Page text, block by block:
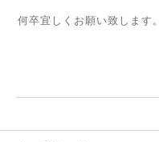
何卒宜しくお願い致します。